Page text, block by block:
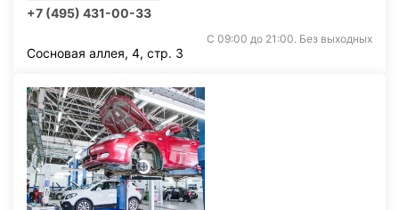
+7 (495) 431-00-33
С 09:00 до 21:00. Без выходных
Сосновая аллея, 4, стр. 3